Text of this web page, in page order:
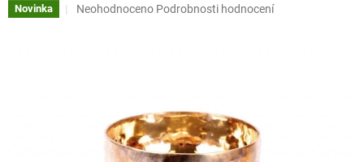
Novinka
Průměrné
hvězdiček.
Neohodnoceno Podrobnosti hodnocení